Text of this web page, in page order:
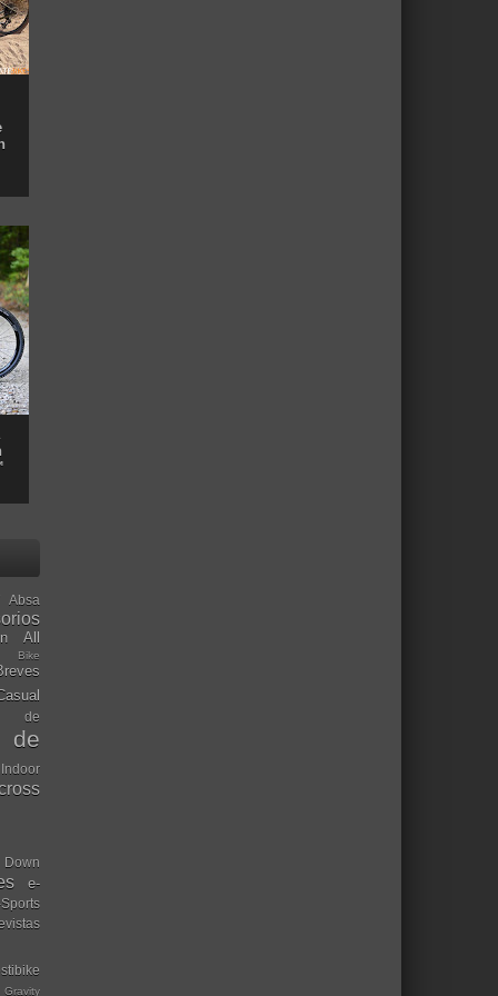
Absa
All
Bike
de
de
Down
e-
Gravity